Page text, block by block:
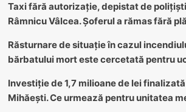
Taxi fără autorizație, depistat de polițiști
Râmnicu Vâlcea. Șoferul a rămas fără
Răsturnare de situație în cazul
bărbatului mort este cercetată pentru
Investiție de 1,7 milioane de lei
Mihăești. Ce urmează pentru unitatea